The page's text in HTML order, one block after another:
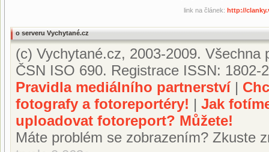
link na článek: http://
o serveru Vychytané.cz
(c) Vychytané.cz, 2003-2009.
ČSN ISO 690. Registrace ISSN: 1802-
Pravidla mediálního partnerství|
fotografy a fotoreportéry! | Jak
uploadovat fotoreport? Můžete!
Máte problém se zobrazením? Zkuste